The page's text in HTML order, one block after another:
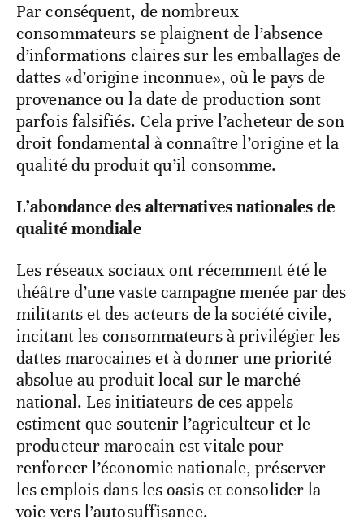
Par conséquent, de nombreux
consommateurs se plaignent de l’absence
d’informations claires sur les emballages de
dattes «d’origine inconnue», où le pays de
provenance ou la date de production sont
parfois falsifiés. Cela prive l’acheteur de son
droit fondamental à connaître l’origine et la
qualité du produit qu’il consomme.
L’abondance des alternatives nationales de
qualité mondiale
Les réseaux sociaux ont récemment été le
théâtre d’une vaste campagne menée par des
militants et des acteurs de la société civile,
incitant les consommateurs à privilégier les
dattes marocaines et à donner une priorité
absolue au produit local sur le marché
national. Les initiateurs de ces appels
estiment que soutenir l’agriculteur et le
producteur marocain est vitale pour
renforcer l’économie nationale, préserver
les emplois dans les oasis et consolider la
voie vers l’autosuffisance.